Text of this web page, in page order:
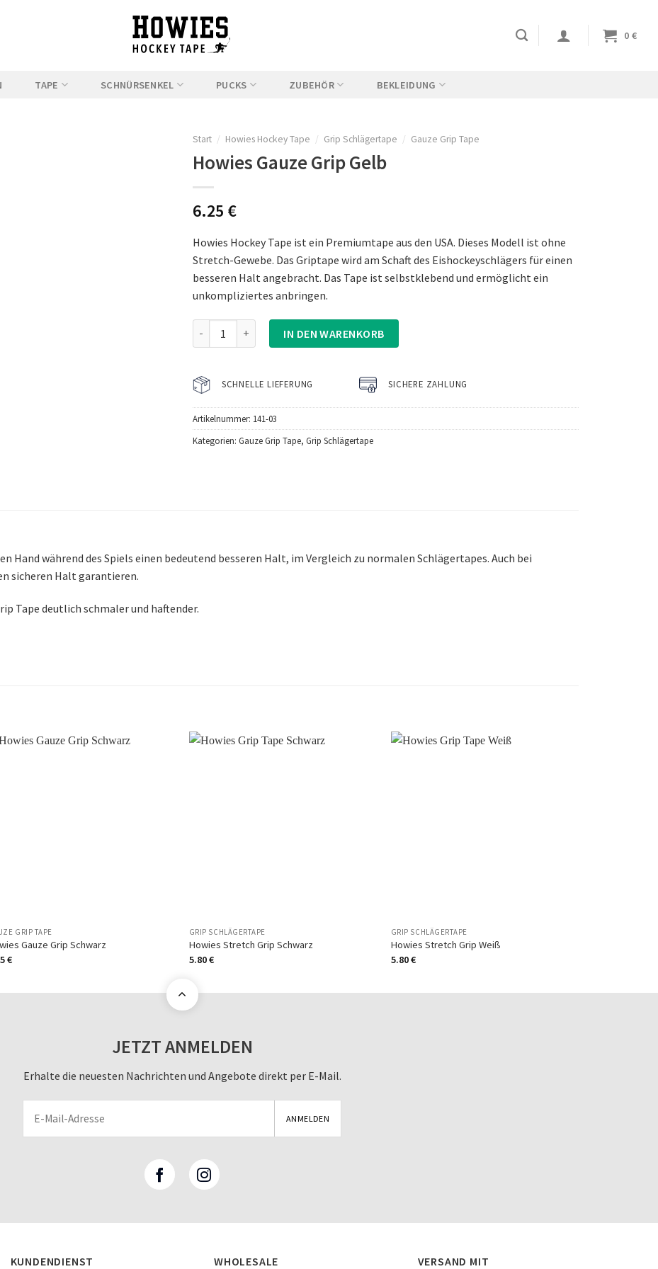
0 €
TAPE SCHNÜRSENKEL PUCKS ZUBEHÖR BEKLEIDUNG
Start / Howies Hockey Tape / Grip Schlägertape / Gauze Grip Tape
Howies Gauze Grip Gelb
6.25 €
Howies Hockey Tape ist ein Premiumtape aus den USA. Dieses Modell ist ohne
Stretch-Gewebe. Das Griptape wird am Schaft des Eishockeyschlägers für einen
besseren Halt angebracht. Das Tape ist selbstklebend und ermöglicht ein
unkompliziertes anbringen.
IN DEN WARENKORB
SCHNELLE LIEFERUNG SICHERE ZAHLUNG
Artikelnummer: 141-03
Kategorien: Gauze Grip Tape, Grip Schlägertape
Hand während des Spiels einen bedeutend besseren Halt, im Vergleich zu normalen Schlägertapes. Auch bei
sicheren Halt garantieren.
Tape deutlich schmaler und haftender.
GRIP TAPE
Gauze Grip Schwarz
€
GRIP SCHLÄGERTAPE
Howies Stretch Grip Schwarz
5.80€
GRIP SCHLÄGERTAPE
Howies Stretch Grip Weiß
5.80€
JETZT ANMELDEN
Erhalte die neuesten Nachrichten und Angebote direkt per E-Mail.
KUNDENDIENST WHOLESALE VERSAND MIT